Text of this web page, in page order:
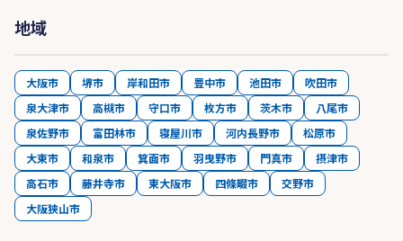
地域
大阪市 堺市 岸和田市 豊中市 池田市
吹田市
泉大津市
高槻市 守口市 枚方市 茨木市
八尾市
泉佐野市
富田林市 寝屋川市 河内長野市
松原市
大東市
和泉市 箕面市 羽曳野市 門真市
摂津市
高石市
藤井寺市 東大阪市 四條畷市
交野市
大阪狭山市